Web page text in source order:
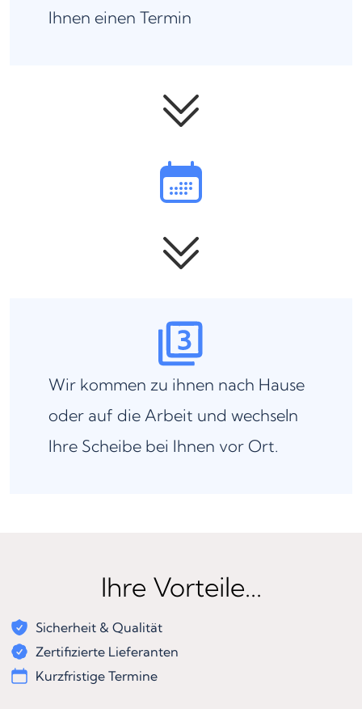
Ihnen einen Termin
Wir kommen zu ihnen nach Hause
oder auf die Arbeit und wechseln
Ihre Scheibe bei Ihnen vor Ort.
Ihre Vorteile...
Sicherheit & Qualität
Zertifizierte Lieferanten
Kurzfristige Termine